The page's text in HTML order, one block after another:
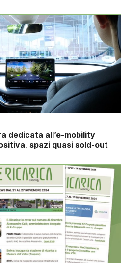
dedicata all’e-mobility
spazi quasi sold-out